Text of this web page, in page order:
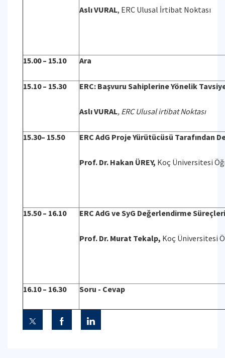
Aslı VURAL, ERC Ulusal İrtibat Noktası
15.00 – 15.10 Ara
15.10 – 15.30 ERC: Başvuru Sahiplerine Yönelik
Aslı VURAL, ERC Ulusal irtibat Noktası
15.30– 15.50 ERC AdG Proje Yürütücüsü Tarafından
Prof. Dr. Hakan ÜREY, Koç Üniversitesi
15.50 – 16.10 ERC AdG ve SyG Değerlendirme
Prof. Dr. Murat Tekalp, Koç Üniversitesi
16.10 – 16.30 Soru - Cevap